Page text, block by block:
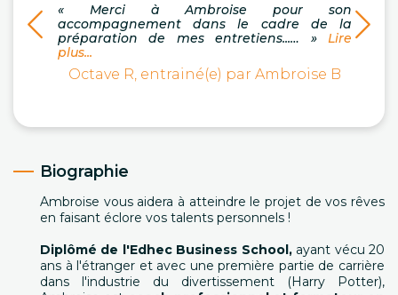
« Merci à Ambroise pour son
accompagnement dans le cadre de la
préparation de mes entretiens...… »Lire
plus...
Octave R, entrainé(e) par Ambroise B
Biographie
Ambroise vous aidera à atteindre le projet de vos rêves
en faisant éclore vos talents personnels !
Diplômé de l'Edhec Business School,ayant vécu 20
ans à l'étranger et avec une première partie de carrière
dans l'industrie du divertissement (Harry Potter),